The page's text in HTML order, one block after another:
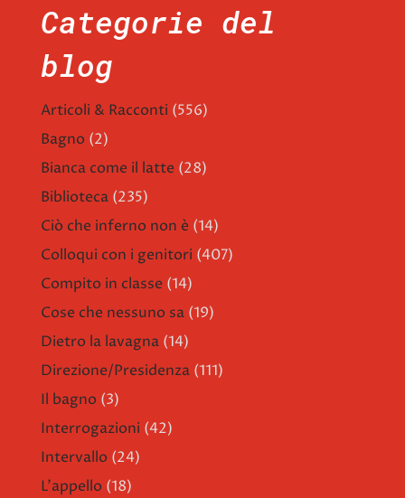
Categorie del
blog
Articoli & Racconti (556)
Bagno (2)
Bianca come il latte (28)
Biblioteca (235)
Ciò che inferno non è (14)
Colloqui con i genitori (407)
Compito in classe (14)
Cose che nessuno sa (19)
Dietro la lavagna (14)
Direzione/Presidenza (111)
Il bagno (3)
Interrogazioni (42)
Intervallo (24)
L'appello (18)